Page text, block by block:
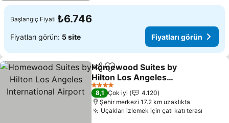
Başlangıç Fiyatı ₺6.746
Fiyatları görün: 5 site Fiyatları görün
PaylaşFavorilerime ekle
Homewood Suites by
Hilton Los Angeles
International Airport
Fiyatları görün
4 Yıldız
8,1 Çok iyi
4.120
Şehir merkezi 17.2 km uzaklıkta
Uçakları izlemek için çatı katı terası